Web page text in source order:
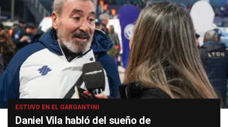
ESTUVO EN EL GARGANTINI
Daniel Vila habló del sueño de